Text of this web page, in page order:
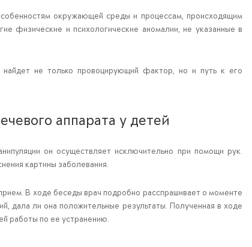
окружающей среды и процессам, происходящим
физические и психологические аномалии, не указанные в
найдет не только провоцирующий фактор, но и путь к его
аппарата у детей
он осуществляет исключительно при помощи рук.
картины заболевания.
В ходе беседы врач подробно расспрашивает о моменте
дала ли она положительные результаты. Полученная в ходе
работы по ее устранению.